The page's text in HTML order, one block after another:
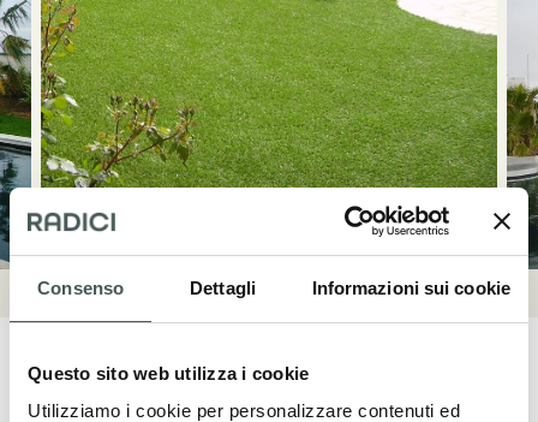
Consenso Dettagli Informazioni sui cookie
Questo sito web utilizza i cookie
Utilizziamo i cookie per personalizzare contenuti ed